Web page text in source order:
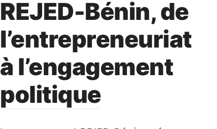
REJED-Bénin, de
l’entrepreneuriat
à l’engagement
politique